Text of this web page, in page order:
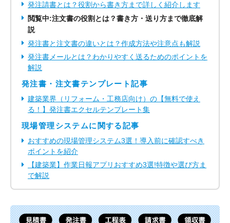
発注請書とは？役割から書き方まで詳しく紹介します
閲覧中:注文書の役割とは？書き方・送り方まで徹底解
説
発注書と注文書の違いとは？作成方法や注意点も解説
発注書メールとは？わかりやすく送るためのポイントを
解説
発注書・注文書テンプレート記事
建築業界（リフォーム・工務店向け）の【無料で使え
る！】発注書エクセルテンプレート集
現場管理システムに関する記事
おすすめの現場管理システム3選！導入前に確認すべき
ポイントを紹介
【建築業】作業日報アプリおすすめ3選!特徴や選び方ま
で解説